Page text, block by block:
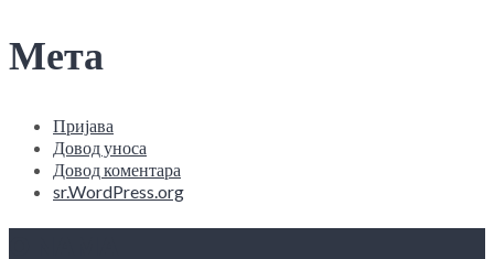
Мета
Пријава
Довод уноса
Довод коментара
sr.WordPress.org